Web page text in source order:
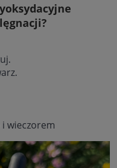
wieczorem